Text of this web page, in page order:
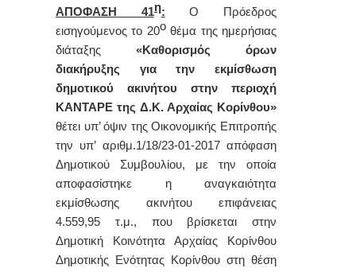
ΑΠΟΦΑΣΗ 41η:
Ο Πρόεδρος
εισηγούμενος το 20οθέμα της ημερήσιας
διάταξης «Καθορισμός όρων
διακήρυξης για την εκμίσθωση
δημοτικού ακινήτου στην περιοχή
ΚΑΝΤΑΡΕ της Δ.Κ. Αρχαίας Κορίνθου»
θέτει υπ’ όψιν της Οικονομικής Επιτροπής
την υπ’ αριθμ.1/18/23-01-2017 απόφαση
Δημοτικού Συμβουλίου, με την οποία
αποφασίστηκε η αναγκαιότητα
εκμίσθωσης ακινήτου επιφάνειας
4.559,95 τ.μ., που βρίσκεται στην
Δημοτική Κοινότητα Αρχαίας Κορίνθου
Δημοτικής Ενότητας Κορίνθου στη θέση